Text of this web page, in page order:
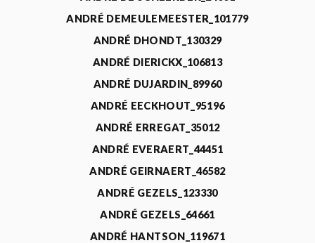
ANDRÉ DEMEULEMEESTER_101779
ANDRÉ DHONDT_130329
ANDRÉ DIERICKX_106813
ANDRÉ DUJARDIN_89960
ANDRÉ EECKHOUT_95196
ANDRÉ ERREGAT_35012
ANDRÉ EVERAERT_44451
ANDRÉ GEIRNAERT_46582
ANDRÉ GEZELS_123330
ANDRÉ GEZELS_64661
ANDRÉ HANTSON_119671